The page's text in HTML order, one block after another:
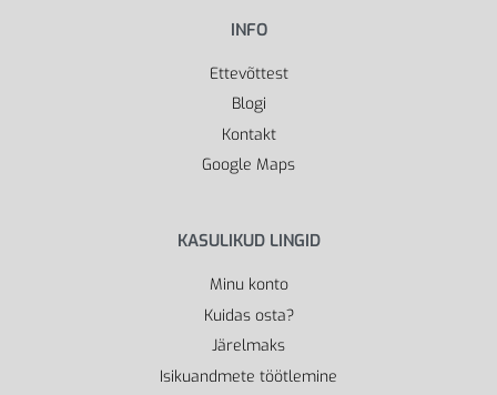
INFO
Ettevõttest
Blogi
Kontakt
Google Maps
KASULIKUD LINGID
Minu konto
Kuidas osta?
Järelmaks
Isikuandmete töötlemine